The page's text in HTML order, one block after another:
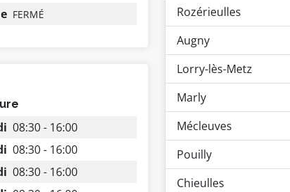
FERMÉ
08:30 - 16:00
08:30 - 16:00
08:30 - 16:00
Rozérieulles
Augny
Lorry-lès-Metz
Marly
Mécleuves
Pouilly
Chieulles